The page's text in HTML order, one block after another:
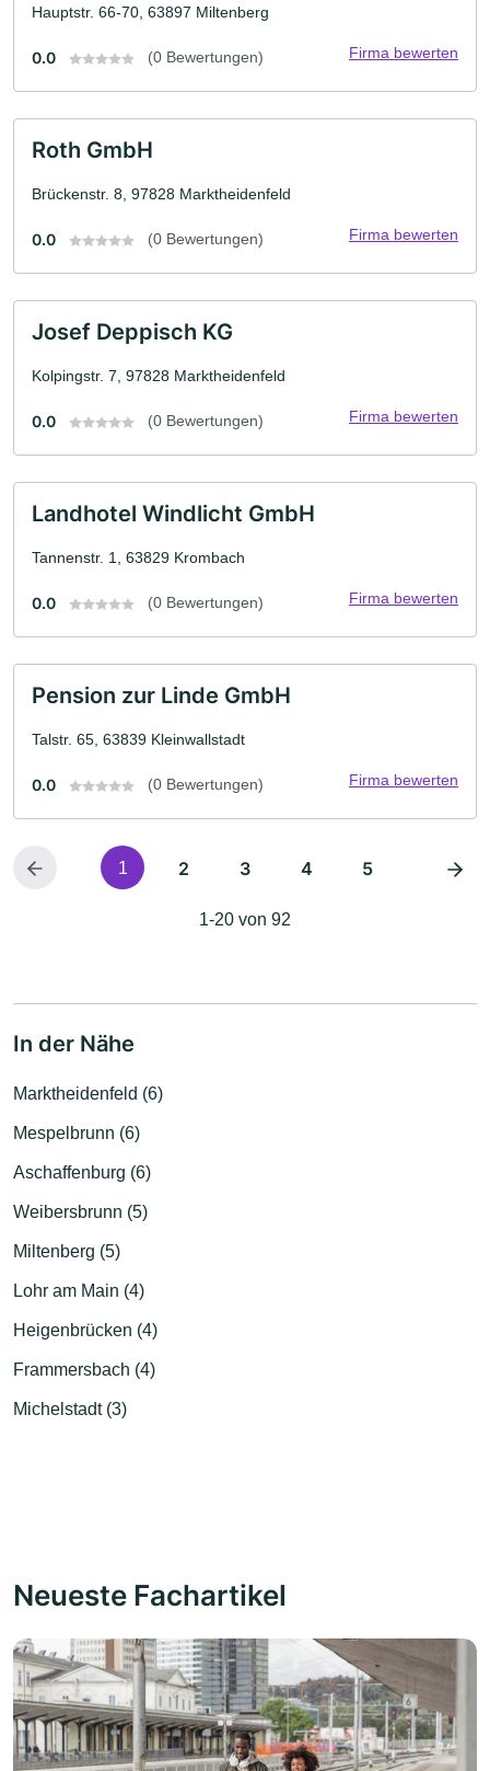
Hauptstr. 66-70, 63897 Miltenberg
0.0 (0 Bewertungen) Firma bewerten
Roth GmbH
Brückenstr. 8, 97828 Marktheidenfeld
0.0 (0 Bewertungen) Firma bewerten
Josef Deppisch KG
Kolpingstr. 7, 97828 Marktheidenfeld
0.0 (0 Bewertungen) Firma bewerten
Landhotel Windlicht GmbH
Tannenstr. 1, 63829 Krombach
0.0 (0 Bewertungen) Firma bewerten
Pension zur Linde GmbH
Talstr. 65, 63839 Kleinwallstadt
0.0 (0 Bewertungen) Firma bewerten
1 2 3 4 5
1-20 von 92
In der Nähe
Marktheidenfeld (6)
Mespelbrunn (6)
Aschaffenburg (6)
Weibersbrunn (5)
Miltenberg (5)
Lohr am Main (4)
Heigenbrücken (4)
Frammersbach (4)
Michelstadt (3)
Neueste Fachartikel